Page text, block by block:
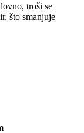
troši se
što smanjuje